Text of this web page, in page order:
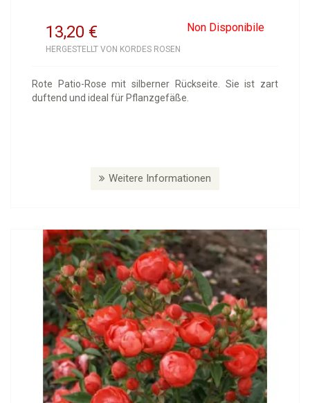
13,20 Non Disponibile
€
HERGESTELLT VON KORDES ROSEN
Rote Patio-Rose mit silberner Rückseite. Sie ist zart
duftend und ideal für Pflanzgefäße.
Weitere Informationen